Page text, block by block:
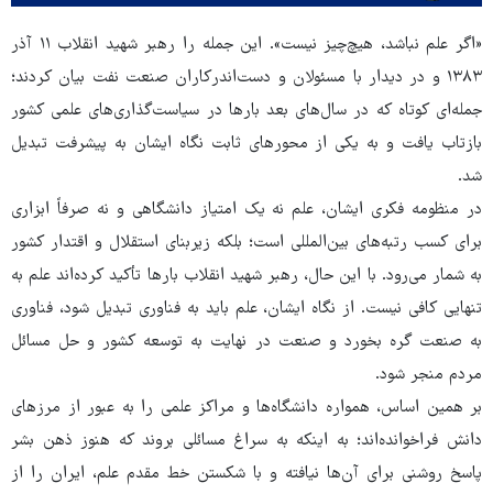
«اگر علم نباشد، هیچ‌چیز نیست». این جمله را رهبر شهید انقلاب ۱۱ آذر
۱۳۸۳ و در دیدار با مسئولان و دست‌اندرکاران صنعت نفت بیان کردند؛
جمله‌ای کوتاه که در سال‌های بعد بارها در سیاست‌گذاری‌های علمی کشور
بازتاب یافت و به یکی از محورهای ثابت نگاه ایشان به پیشرفت تبدیل
شد.
در منظومه فکری ایشان، علم نه یک امتیاز دانشگاهی و نه صرفاً ابزاری
برای کسب رتبه‌های بین‌المللی است؛ بلکه زیربنای استقلال و اقتدار کشور
به شمار می‌رود. با این حال، رهبر شهید انقلاب بارها تأکید کرده‌اند علم به
تنهایی کافی نیست. از نگاه ایشان، علم باید به فناوری تبدیل شود، فناوری
به صنعت گره بخورد و صنعت در نهایت به توسعه کشور و حل مسائل
مردم منجر شود.
بر همین اساس، همواره دانشگاه‌ها و مراکز علمی را به عبور از مرزهای
دانش فراخوانده‌اند؛ به اینکه به سراغ مسائلی بروند که هنوز ذهن بشر
پاسخ روشنی برای آن‌ها نیافته و با شکستن خط مقدم علم، ایران را از